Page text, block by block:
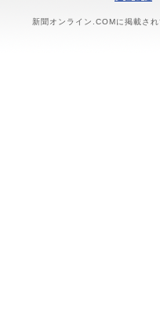
新聞オンライン.COMに掲載さ